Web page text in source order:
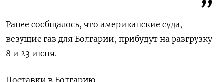
Ранее сообщалось, что американские суда,
везущие газ для Болгарии, прибудут на разгрузку
8 и 23 июня.
Поставки в Болгарию